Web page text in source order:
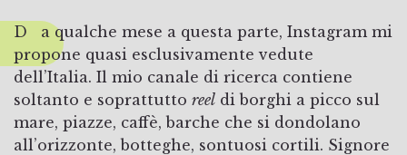
Da qualche mese a questa parte, Instagram mi
propone quasi esclusivamente vedute
dell’Italia. Il mio canale di ricerca contiene
soltanto e soprattutto reel di borghi a picco sul
mare, piazze, caffè, barche che si dondolano
all’orizzonte, botteghe, sontuosi cortili. Signore